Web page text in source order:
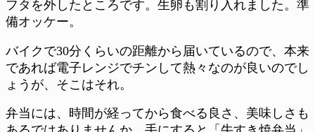
フタを外したところです。生卵も割り入れました。準
備オッケー。
バイクで30分くらいの距離から届いているので、本来
であれば電子レンジでチンして熱々なのが良いのでし
ょうが、そこはそれ。
弁当には、時間が経ってから食べる良さ、美味しさも